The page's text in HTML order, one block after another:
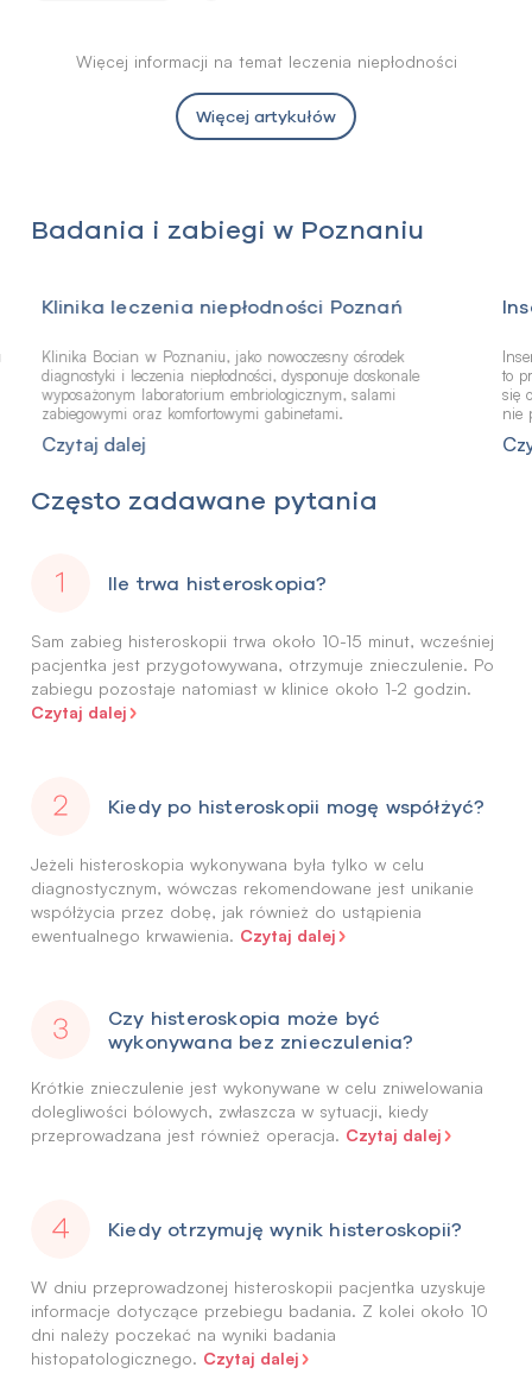
Więcej informacji na temat leczenia niepłodności
Więcej artykułów
Badania i zabiegi w Poznaniu
Klinika leczenia niepłodności Poznań
Klinika Bocian w Poznaniu, jako nowoczesny ośrodek
diagnostyki i leczenia niepłodności, dysponuje doskonale
wyposażonym laboratorium embriologicznym, salami
zabiegowymi oraz komfortowymi gabinetami.
Czytaj dalej
to
się
nie
Często zadawane pytania
Ile trwa histeroskopia?
Sam zabieg histeroskopii trwa około 10-15 minut, wcześniej
pacjentka jest przygotowywana, otrzymuje znieczulenie. Po
zabiegu pozostaje natomiast w klinice około 1-2 godzin.
Czytaj dalej
Kiedy po histeroskopii mogę współżyć?
Jeżeli histeroskopia wykonywana była tylko w celu
diagnostycznym, wówczas rekomendowane jest unikanie
współżycia przez dobę, jak również do ustąpienia
ewentualnego krwawienia. Czytaj dalej
Czy histeroskopia może być
wykonywana bez znieczulenia?
Krótkie znieczulenie jest wykonywane w celu zniwelowania
dolegliwości bólowych, zwłaszcza w sytuacji, kiedy
przeprowadzana jest również operacja. Czytaj dalej
Kiedy otrzymuję wynik histeroskopii?
W dniu przeprowadzonej histeroskopii pacjentka uzyskuje
informacje dotyczące przebiegu badania. Z kolei około 10
dni należy poczekać na wyniki badania
histopatologicznego. Czytaj dalej